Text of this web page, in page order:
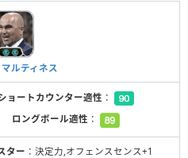
ルティネス
ョートカウンター適性 ：
ロングボール適性 ：
ター ：決定力,オフェンスセンス+1